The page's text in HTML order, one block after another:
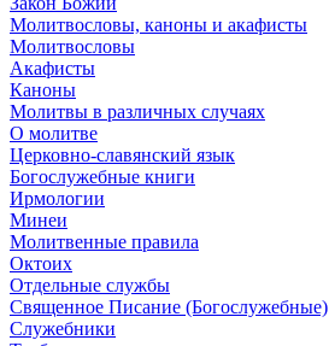
Молитвословы, каноны и акафисты
Молитвословы
Акафисты
Каноны
Молитвы в различных случаях
О молитве
Церковно-славянский язык
Богослужебные книги
Ирмологии
Минеи
Молитвенные правила
Октоих
Отдельные службы
Священное Писание (Богослужебные)
Служебники